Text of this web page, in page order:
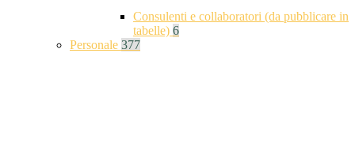
Consulenti e collaboratori (da pubblicare in
tabelle) 6
Personale 377